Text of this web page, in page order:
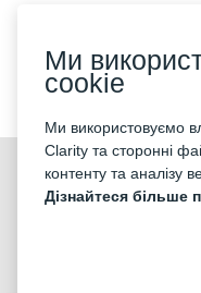
©2026
Ми
Ми
cookie
Ми використовуємо
Clarity та сторонні
контенту та аналізу
Дізнайтеся